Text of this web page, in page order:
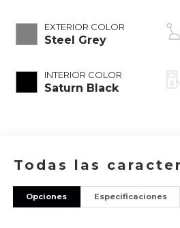
EXTERIOR COLOR
Steel Grey
INTERIOR COLOR
Saturn Black
Todas las
Opciones Especificaciones